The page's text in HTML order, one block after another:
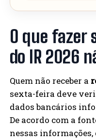
O que fazer
do IR 2026
Quem não receber a
sexta-feira deve
dados bancários
De acordo com a
nessas